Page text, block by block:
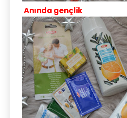
Anında gençlik